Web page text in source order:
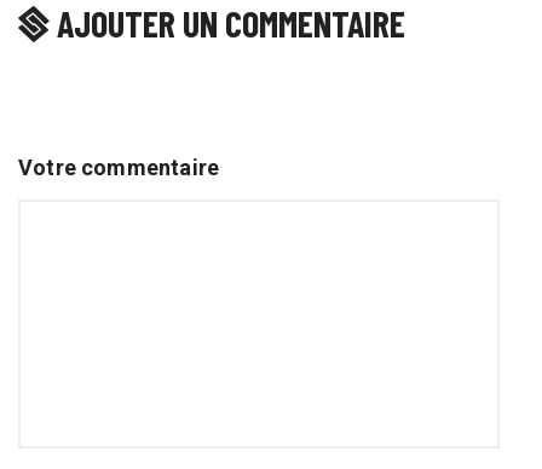
AJOUTER UN COMMENTAIRE
Votre commentaire